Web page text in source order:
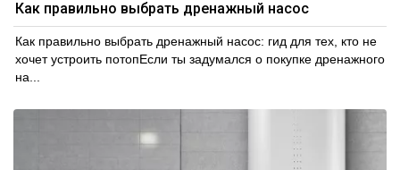
Как правильно выбрать дренажный насос
Как правильно выбрать дренажный насос: гид для тех, кто не
хочет устроить потопЕсли ты задумался о покупке дренажного
на...